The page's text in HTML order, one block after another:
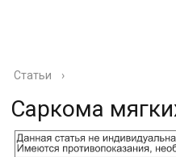
Статьи ›
Саркома